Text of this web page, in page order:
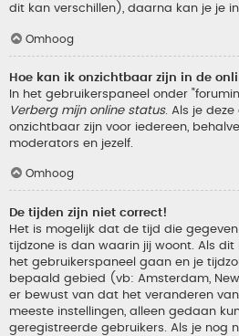
dit kan verschillen), daarna kan je je
Omhoog
Hoe kan ik onzichtbaar zijn in de
In het gebruikerspaneel onder
Verberg mijn online status. Als je
onzichtbaar zijn voor iedereen,
moderators en jezelf.
Omhoog
De tijden zijn niet correct!
Het is mogelijk dat de tijd die
tijdzone is dan waarin jij woont. Als
het gebruikerspaneel gaan en je
bepaald gebied (vb: Amsterdam, New
er bewust van dat het veranderen
meeste instellingen, alleen gedaan
geregistreerde gebruikers. Als je nog